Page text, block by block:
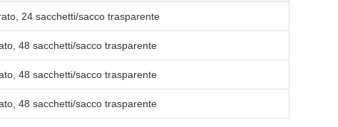
24 sacchetti/sacco trasparente
48 sacchetti/sacco trasparente
48 sacchetti/sacco trasparente
48 sacchetti/sacco trasparente